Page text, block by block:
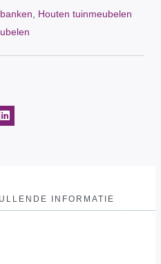
Houten tuinmeubelen
INFORMATIE